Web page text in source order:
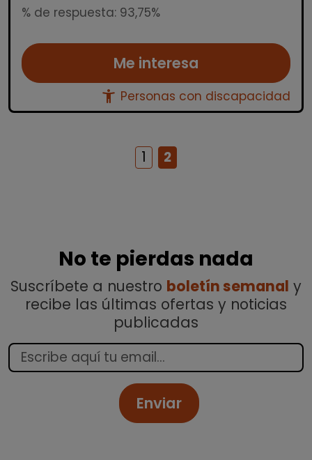
% de respuesta: 93,75%
Me interesa
accessibility_new Personas con discapacidad
1 2
No te pierdas nada
Suscríbete a nuestro boletín semanal y
recibe las últimas ofertas y noticias
publicadas
Enviar